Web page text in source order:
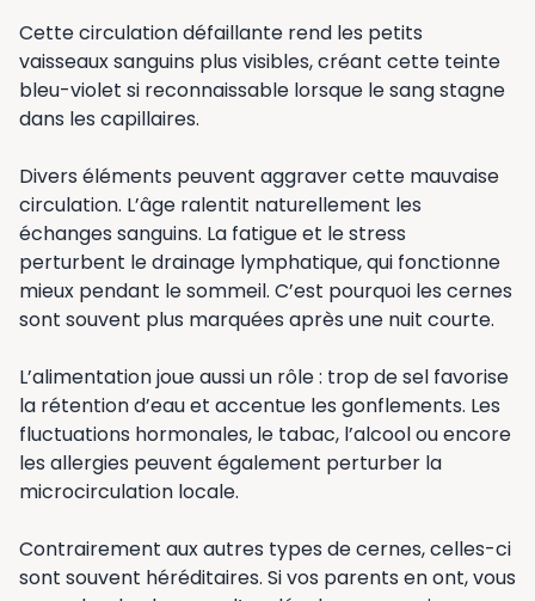
Cette circulation défaillante rend les petits
vaisseaux sanguins plus visibles, créant cette teinte
bleu-violet si reconnaissable lorsque le sang stagne
dans les capillaires.
Divers éléments peuvent aggraver cette mauvaise
circulation. L’âge ralentit naturellement les
échanges sanguins. La fatigue et le stress
perturbent le drainage lymphatique, qui fonctionne
mieux pendant le sommeil. C’est pourquoi les cernes
sont souvent plus marquées après une nuit courte.
L’alimentation joue aussi un rôle : trop de sel favorise
la rétention d’eau et accentue les gonflements. Les
fluctuations hormonales, le tabac, l’alcool ou encore
les allergies peuvent également perturber la
microcirculation locale.
Contrairement aux autres types de cernes, celles-ci
sont souvent héréditaires. Si vos parents en ont, vous